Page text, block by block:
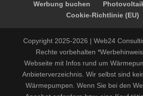
Werbung buchen
Cookie-Richtlinie (EU)
Copyright 2025-2026 | Web24
Rechte vorbehalten
Webseite mit Infos rund um
Anbieterverzeichnis. Wir selbst sind
Wärmepumpen. Wenn Sie bei den